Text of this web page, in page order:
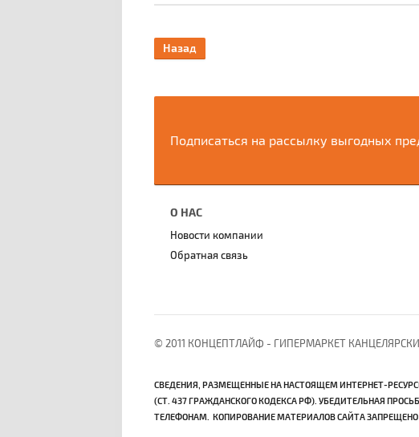
Назад
Подписаться на рассылку выгодных
О НАС
Новости компании
Обратная связь
© 2011 КОНЦЕПТЛАЙФ - ГИПЕРМАРКЕТ
СВЕДЕНИЯ, РАЗМЕЩЕННЫЕ НА НАСТОЯЩЕМ ИНТЕРНЕТ-
(СТ. 437 ГРАЖДАНСКОГО КОДЕКСА РФ). УБЕДИТЕЛЬНАЯ
ТЕЛЕФОНАМ. КОПИРОВАНИЕ МАТЕРИАЛОВ САЙТА